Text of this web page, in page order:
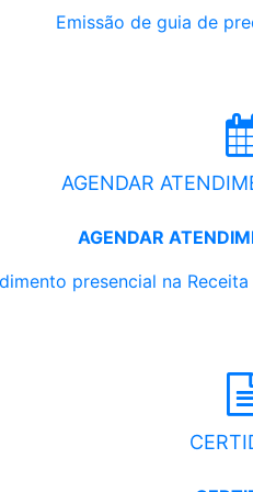
Emissão de guia de
AGENDAR
AGENDAR
presencial na